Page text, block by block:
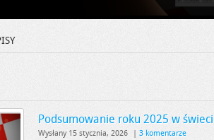
3 18 PAŹDZIERNIKA, 2025
Podsumowanie roku 2025 w
Wysłany 15 stycznia, 2026 | 3 komentarze